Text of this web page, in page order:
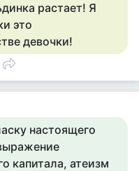
растает! Я
это
девочки!
настоящего
капитала, атеизм